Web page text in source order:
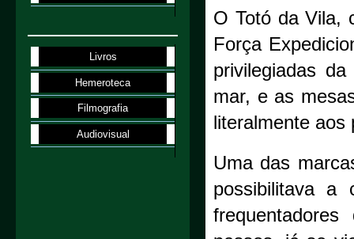
O Totó da Vila,
Força
privilegiadas
mar, e as
literalmente aos
Uma das
possibilitava a
Livros
Hemeroteca
Filmografia
Audiovisual